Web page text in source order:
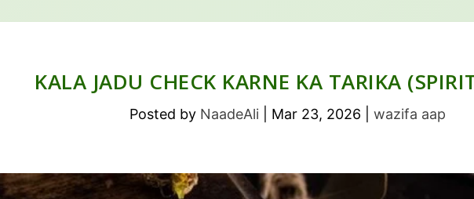
KALA JADU CHECK KARNE KA TARIKA
Posted by NaadeAli Mar 23, 2026 wazifa aap